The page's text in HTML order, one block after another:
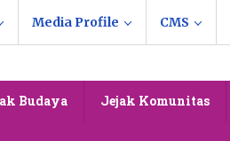
Media Profile CMS
Budaya Jejak Komunitas